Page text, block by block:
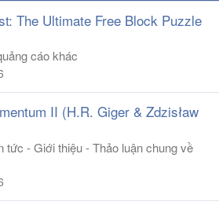
The Ultimate Free Block Puzzle
cáo khác
II (H.R. Giger & Zdzisław
tức - Giới thiệu - Thảo luận chung về